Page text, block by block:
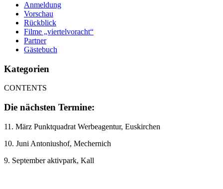
Anmeldung
Vorschau
Rückblick
Filme „viertelvoracht“
Partner
Gästebuch
Kategorien
CONTENTS
Die nächsten Termine:
11. März Punktquadrat Werbeagentur, Euskirchen
10. Juni Antoniushof, Mechernich
9. September aktivpark, Kall